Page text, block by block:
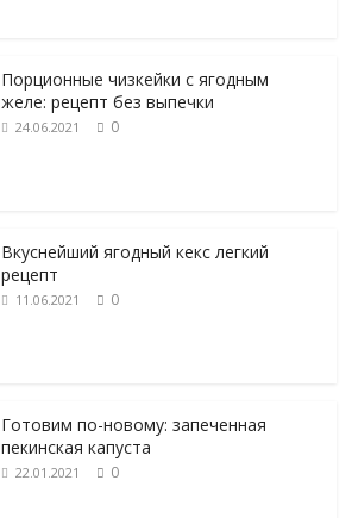
Порционные чизкейки с ягодным
желе: рецепт без выпечки
24.06.2021 0
Вкуснейший ягодный кекс легкий
рецепт
11.06.2021 0
Готовим по-новому: запеченная
пекинская капуста
22.01.2021 0